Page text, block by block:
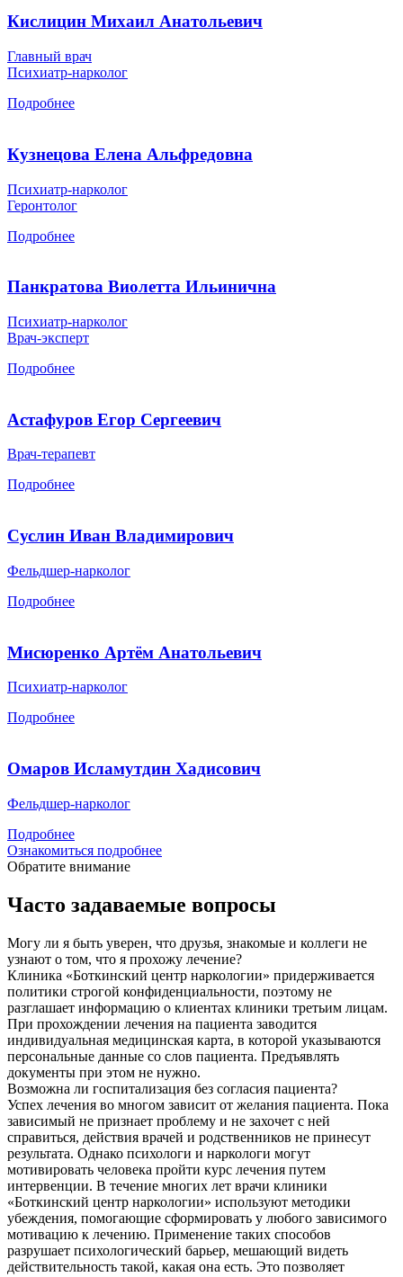
Кислицин Михаил Анатольевич
Главный врач
Психиатр-нарколог
Подробнее
Кузнецова Елена Альфредовна
Психиатр-нарколог
Геронтолог
Подробнее
Панкратова Виолетта Ильинична
Психиатр-нарколог
Врач-эксперт
Подробнее
Астафуров Егор Сергеевич
Врач-терапевт
Подробнее
Суслин Иван Владимирович
Фельдшер-нарколог
Подробнее
Мисюренко Артём Анатольевич
Психиатр-нарколог
Подробнее
Омаров Исламутдин Хадисович
Фельдшер-нарколог
Подробнее
Ознакомиться подробнее
Обратите внимание
Часто задаваемые вопросы
Могу ли я быть уверен, что друзья, знакомые и коллеги не
узнают о том, что я прохожу лечение?
Клиника «Боткинский центр наркологии» придерживается
политики строгой конфиденциальности, поэтому не
разглашает информацию о клиентах клиники третьим лицам.
При прохождении лечения на пациента заводится
индивидуальная медицинская карта, в которой указываются
персональные данные со слов пациента. Предъявлять
документы при этом не нужно.
Возможна ли госпитализация без согласия пациента?
Успех лечения во многом зависит от желания пациента. Пока
зависимый не признает проблему и не захочет с ней
справиться, действия врачей и родственников не принесут
результата. Однако психологи и наркологи могут
мотивировать человека пройти курс лечения путем
интервенции. В течение многих лет врачи клиники
«Боткинский центр наркологии» используют методики
убеждения, помогающие сформировать у любого зависимого
мотивацию к лечению. Применение таких способов
разрушает психологический барьер, мешающий видеть
действительность такой, какая она есть. Это позволяет